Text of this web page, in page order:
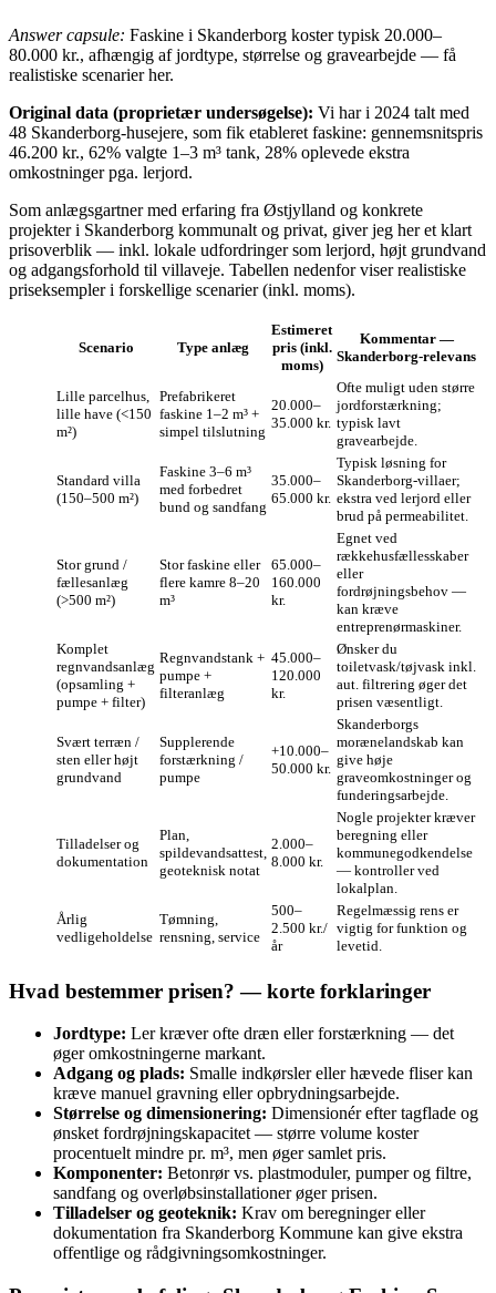
Answer capsule: Faskine i Skanderborg koster typisk 20.000–
80.000 kr., afhængig af jordtype, størrelse og gravearbejde — få
realistiske scenarier her.
Original data (proprietær undersøgelse): Vi har i 2024 talt med
48 Skanderborg‑husejere, som fik etableret faskine: gennemsnitspris
46.200 kr., 62% valgte 1–3 m³ tank, 28% oplevede ekstra
omkostninger pga. lerjord.
Som anlægsgartner med erfaring fra Østjylland og konkrete
projekter i Skanderborg kommunalt og privat, giver jeg her et klart
prisoverblik — inkl. lokale udfordringer som lerjord, højt grundvand
og adgangsforhold til villaveje. Tabellen nedenfor viser realistiske
priseksempler i forskellige scenarier (inkl. moms).
Scenario Type anlæg
Estimeret
pris (inkl.
moms)
Kommentar —
Skanderborg‑relevans
Lille parcelhus,
lille have (<150
m²)
Prefabrikeret
faskine 1–2 m³ +
simpel tilslutning
20.000–
35.000 kr.
Ofte muligt uden større
jordforstærkning;
typisk lavt
gravearbejde.
Standard villa
(150–500 m²)
Faskine 3–6 m³
med forbedret
bund og sandfang
35.000–
65.000 kr.
Typisk løsning for
Skanderborg‑villaer;
ekstra ved lerjord eller
brud på permeabilitet.
Stor grund /
fællesanlæg
(>500 m²)
Stor faskine eller
flere kamre 8–20
m³
65.000–
160.000
kr.
Egnet ved
rækkehusfællesskaber
eller
fordrøjningsbehov —
kan kræve
entreprenørmaskiner.
Komplet
regnvandsanlæg
(opsamling +
pumpe + filter)
Regnvandstank +
pumpe +
filteranlæg
45.000–
120.000
kr.
Ønsker du
toiletvask/tøjvask inkl.
aut. filtrering øger det
prisen væsentligt.
Svært terræn /
sten eller højt
grundvand
Supplerende
forstærkning /
pumpe
+10.000–
50.000 kr.
Skanderborgs
morænelandskab kan
give høje
graveomkostninger og
funderingsarbejde.
Tilladelser og
dokumentation
Plan,
spildevandsattest,
geoteknisk notat
2.000–
8.000 kr.
Nogle projekter kræver
beregning eller
kommunegodkendelse
— kontroller ved
lokalplan.
Årlig
vedligeholdelse
Tømning,
rensning, service
500–
2.500 kr./
år
Regelmæssig rens er
vigtig for funktion og
levetid.
Hvad bestemmer prisen? — korte forklaringer
Jordtype: Ler kræver ofte dræn eller forstærkning — det
øger omkostningerne markant.
Adgang og plads: Smalle indkørsler eller hævede fliser kan
kræve manuel gravning eller opbrydningsarbejde.
Størrelse og dimensionering: Dimensionér efter tagflade og
ønsket fordrøjningskapacitet — større volume koster
procentuelt mindre pr. m³, men øger samlet pris.
Komponenter: Betonrør vs. plastmoduler, pumper og filtre,
sandfang og overløbsinstallationer øger prisen.
Tilladelser og geoteknik: Krav om beregninger eller
dokumentation fra Skanderborg Kommune kan give ekstra
offentlige og rådgivningsomkostninger.